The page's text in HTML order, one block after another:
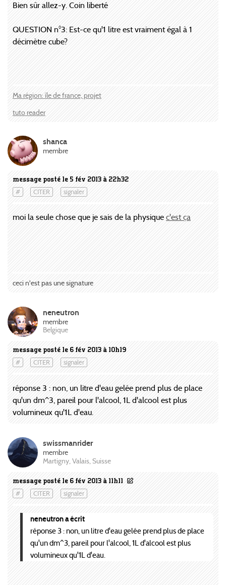
Bien sûr allez-y. Coin liberté
QUESTION n°3: Est-ce qu'1 litre est vraiment égal à 1
décimètre cube?
Ma région: île de france, projet
tuto reader
message posté le 5 fév 2013 à 22h32
# CITER signaler
shanca
membre
moi la seule chose que je sais de la physique c'est ça
ceci n'est pas une signature
message posté le 6 fév 2013 à 10h19
# CITER signaler
neneutron
membre
Belgique
réponse 3 : non, un litre d'eau gelée prend plus de place
qu'un dm^3, pareil pour l'alcool, 1L d'alcool est plus
volumineux qu'1L d'eau.
message posté le 6 fév 2013 à 11h11
# CITER signaler
swissmanrider
membre
Martigny, Valais, Suisse
neneutron a écrit
réponse 3 : non, un litre d'eau gelée prend plus de place
qu'un dm^3, pareil pour l'alcool, 1L d'alcool est plus
volumineux qu'1L d'eau.